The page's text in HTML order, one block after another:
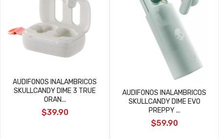
AUDIFONOS INALAMBRICOS
SKULLCANDY DIME 3 TRUE
ORAN...
$39.90
AUDIFONOS INALAMBRICOS
SKULLCANDY DIME EVO
PREPPY ...
$59.90